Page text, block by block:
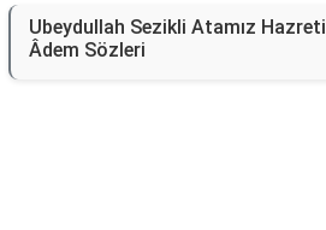
Ubeydullah Sezikli Atamız Hazreti
Âdem Sözleri